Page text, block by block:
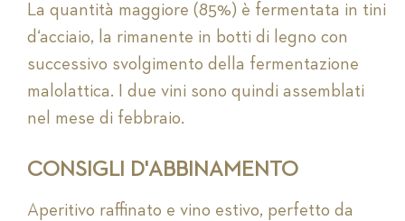
La quantità maggiore (85%) è fermentata in tini
d‘acciaio, la rimanente in botti di legno con
successivo svolgimento della fermentazione
malolattica. I due vini sono quindi assemblati
nel mese di febbraio.
CONSIGLI D'ABBINAMENTO
Aperitivo raffinato e vino estivo, perfetto da